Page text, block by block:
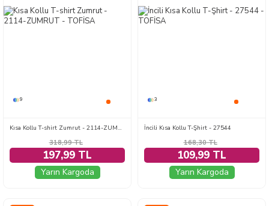
9
Kısa Kollu T-shirt Zumrut - 2114-ZUMRUT
318,99TL
197,99 TL
Yarın Kargoda
3
İncili Kısa Kollu T-Şhirt - 27544
168,30TL
109,99 TL
Yarın Kargoda